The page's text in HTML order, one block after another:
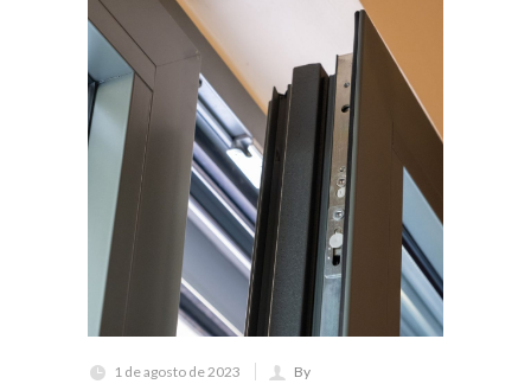
1 de agosto de 2023
By